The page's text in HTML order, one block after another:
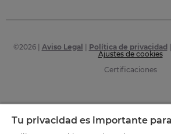
©2026| Aviso Legal Política de privacidad
Ajustes de cookies
Certificaciones
Tu privacidad es importante